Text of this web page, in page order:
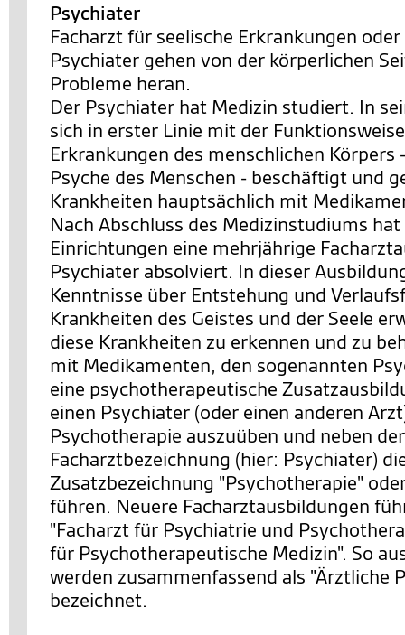
Psychiater
Facharzt für seelische Erkrankungen
Psychiater gehen von der körperlichen
Probleme heran.
Der Psychiater hat Medizin studiert. In
sich in erster Linie mit der
Erkrankungen des menschlichen Körpers
Psyche des Menschen - beschäftigt und
Krankheiten hauptsächlich mit
Nach Abschluss des Medizinstudiums
Einrichtungen eine mehrjährige
Psychiater absolviert. In dieser
Kenntnisse über Entstehung und
Krankheiten des Geistes und der Seele
diese Krankheiten zu erkennen und zu
mit Medikamenten, den sogenannten
eine psychotherapeutische
einen Psychiater (oder einen anderen
Psychotherapie auszuüben und neben der
Facharztbezeichnung (hier: Psychiater)
Zusatzbezeichnung "Psychotherapie"
führen. Neuere Facharztausbildungen
"Facharzt für Psychiatrie und
für Psychotherapeutische Medizin". So
werden zusammenfassend als "Ärztliche
bezeichnet.